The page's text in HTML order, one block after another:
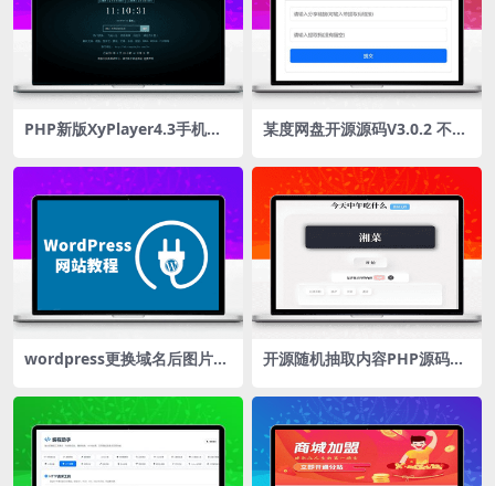
PHP新版XyPlayer4.3手机端
影视源码
某度网盘开源源码V3.0.2 不违
wordpress更换域名后图片不
可，无需进数据库！
开源随机抽取内容PHP源码带